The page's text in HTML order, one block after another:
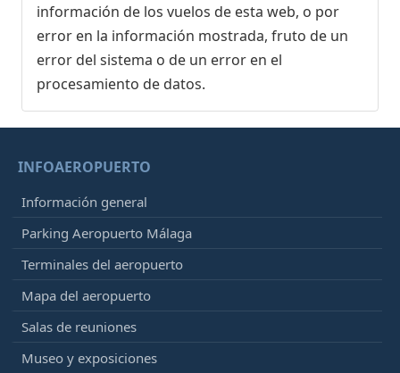
información de los vuelos de esta web, o por
error en la información mostrada, fruto de un
error del sistema o de un error en el
procesamiento de datos.
INFOAEROPUERTO
Información general
Parking Aeropuerto Málaga
Terminales del aeropuerto
Mapa del aeropuerto
Salas de reuniones
Museo y exposiciones